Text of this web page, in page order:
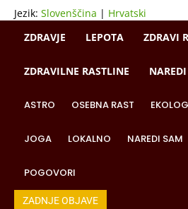
Jezik: Slovenščina | Hrvatski
ZDRAVJE
LEPOTA ZDRAVI
ZDRAVILNE RASTLINE
ASTRO OSEBNA RAST
JOGA LOKALNO NAREDI SAM
POGOVORI
ZADNJE OBJAVE